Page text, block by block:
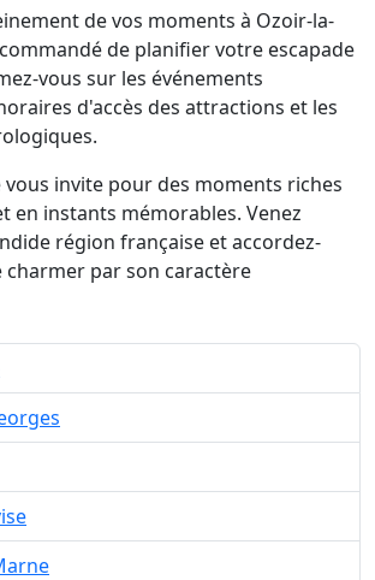
de vos moments à Ozoir-la-
de planifier votre escapade
vous sur les événements
d'accès des attractions et les
vous invite pour des moments riches
en instants mémorables. Venez
région française et accordez-
charmer par son caractère